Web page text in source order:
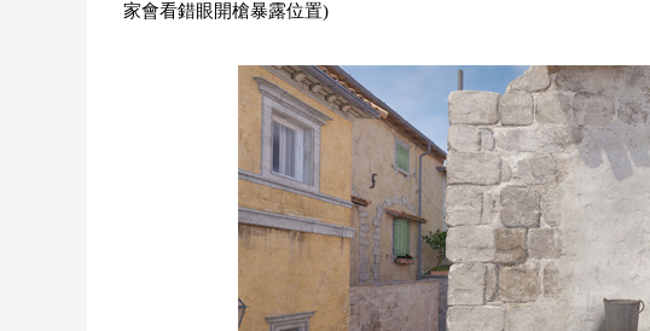
家會看錯眼開槍暴露位置)